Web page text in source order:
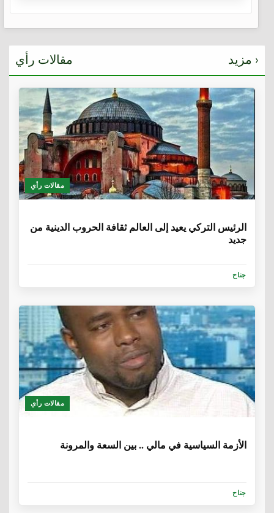
مقالات رأي مزيد ›
مقالات رأي
الرئيس التركي يعيد إلى العالم ثقافة الحروب الدينية من
جديد
جناح
مقالات رأي
الأزمة السياسية في مالي .. بين السعة والمرونة
جناح